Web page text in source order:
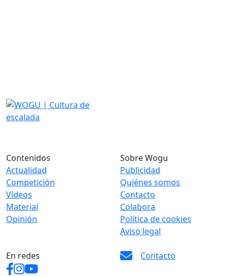
Contenidos
Actualidad
Competición
Vídeos
Material
Opinión
Sobre Wogu
Publicidad
Quiénes somos
Contacto
Colabora
Política de cookies
Aviso legal
En redes Contacto